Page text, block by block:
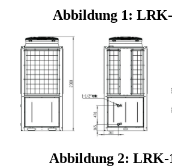
Abbildung 1:
Abbildung 2: LRK-